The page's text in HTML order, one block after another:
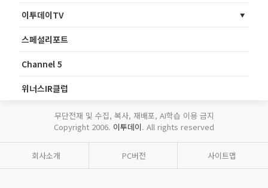
이투데이TV
스페셜리포트
Channel 5
위너스IR클럽
무단전재 및 수집, 복사, 재배포, AI학습 이용 금지
Copyright 2006. 이투데이. All rights reserved
회사소개 PC버전 사이트맵